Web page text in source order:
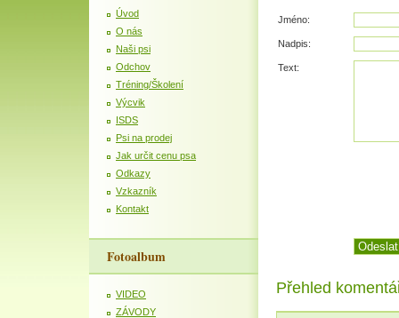
Úvod
O nás
Naši psi
Odchov
Tréning/Školení
Výcvik
ISDS
Psi na prodej
Jak určit cenu psa
Odkazy
Vzkazník
Kontakt
Fotoalbum
VIDEO
ZÁVODY
Jméno:
Nadpis:
Text:
Přehled